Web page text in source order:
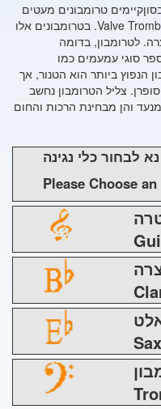
טרומבונים מעטים
עם שסתומים, שלושה במספר ושמו Valve Trombone. בטרומבונים אלו
לטרומבון, בדומה
סוגי עמעמים כמו
הנפוץ ביותר הוא הטנור, אך
צליל הטרומבון נחשב
והן מבחינת הרכות והחום
נא לבחור כלי נגינה
Please Choose